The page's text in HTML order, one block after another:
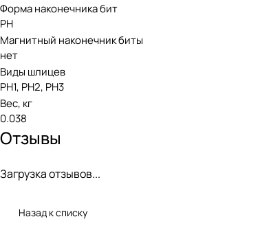
Форма наконечника бит
PH
Магнитный наконечник биты
нет
Виды шлицев
PH1, PH2, PH3
Вес, кг
0.038
Отзывы
Загрузка отзывов...
Назад к списку